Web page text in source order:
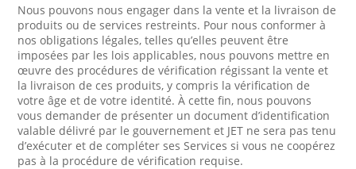
Nous pouvons nous engager dans la vente et la livraison de
produits ou de services restreints. Pour nous conformer à
nos obligations légales, telles qu’elles peuvent être
imposées par les lois applicables, nous pouvons mettre en
œuvre des procédures de vérification régissant la vente et
la livraison de ces produits, y compris la vérification de
votre âge et de votre identité. À cette fin, nous pouvons
vous demander de présenter un document d’identification
valable délivré par le gouvernement et JET ne sera pas tenu
d’exécuter et de compléter ses Services si vous ne coopérez
pas à la procédure de vérification requise.